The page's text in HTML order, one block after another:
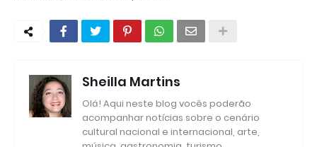
Sheilla Martins
Olá! Aqui neste blog vocês poderão
acompanhar notícias sobre o cenário
cultural nacional e internacional, arte,